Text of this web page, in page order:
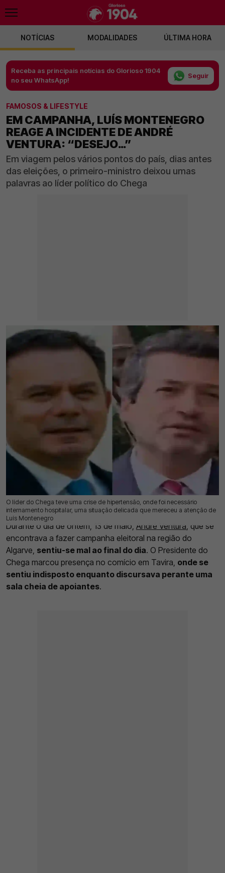
NOTÍCIAS MODALIDADES ÚLTIMA HORA
Receba as principais notícias do Glorioso 1904
no seu WhatsApp!
Seguir
FAMOSOS & LIFESTYLE
EM CAMPANHA, LUÍS MONTENEGRO
REAGE A INCIDENTE DE ANDRÉ
VENTURA: “DESEJO…”
Em viagem pelos vários pontos do país, dias antes
das eleições, o primeiro-ministro deixou umas
palavras ao líder político do Chega
O líder do Chega teve uma crise de hipertensão, onde foi necessário
internamento hospitalar, uma situação delicada que mereceu a atenção de
Luís Montenegro
14 Mai 2025 | 16:28 | 0
Durante o dia de ontem, 13 de maio, André Ventura , que se
encontrava a fazer campanha eleitoral na região do
Algarve, sentiu-se mal ao final do dia. O Presidente do
Chega marcou presença no comício em Tavira, onde se
sentiu indisposto enquanto discursava perante uma
sala cheia de apoiantes.